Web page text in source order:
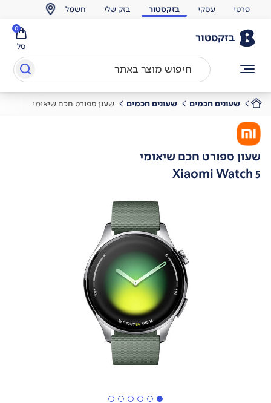
פרטי עסקי בזקסטור בזק שלי חשמל
בזקסטור
סל
0
שעונים חכמים שעונים חכמים שעון ספורט חכם שיאומי
שעון ספורט חכם שיאומי
Xiaomi Watch 5